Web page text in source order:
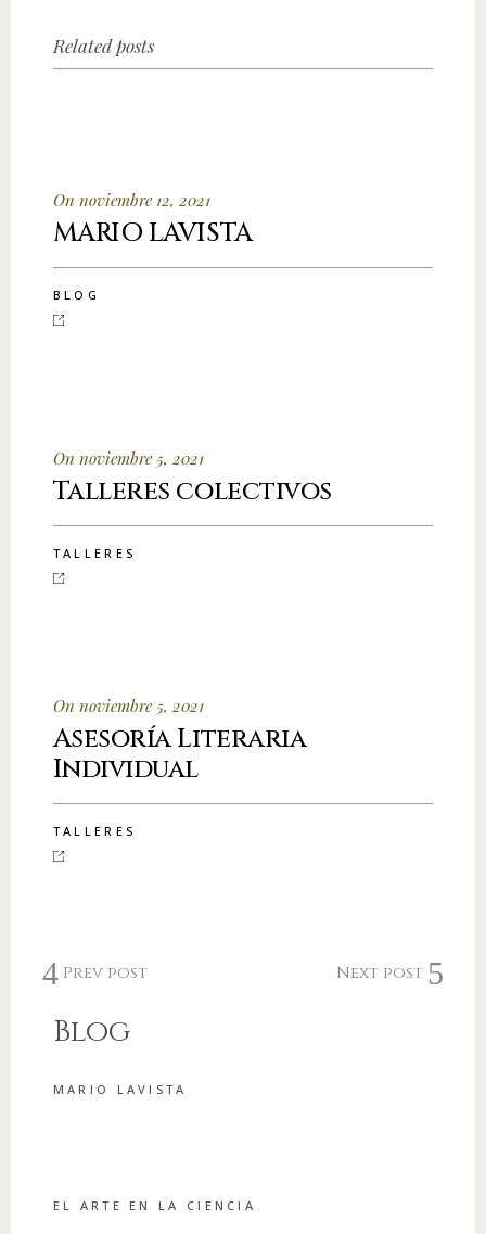
Related posts
On noviembre 12, 2021
MARIO LAVISTA
BLOG
On noviembre 5, 2021
Talleres colectivos
TALLERES
On noviembre 5, 2021
Asesoría Literaria
Individual
TALLERES
Prev post Next post
Blog
MARIO LAVISTA
EL ARTE EN LA CIENCIA